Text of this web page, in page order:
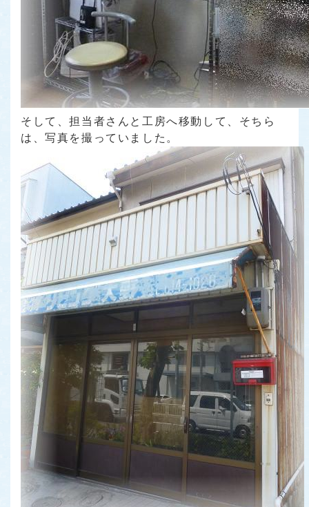
そして、担当者さんと工房へ移動して、そちら
は、写真を撮っていました。